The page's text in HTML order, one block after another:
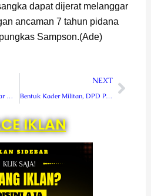
dapat dijerat melanggar
ancaman 7 tahun pidana
Sampson.(Ade)
Polres Rejang Lebong Gelar Wisuda Purnabakti dan Pelepasan Purnawirawan Polri
NEXT
Bentuk Kader Militan, DPD PAN Lebong Gelar Latihan Kader
Next
IKLAN